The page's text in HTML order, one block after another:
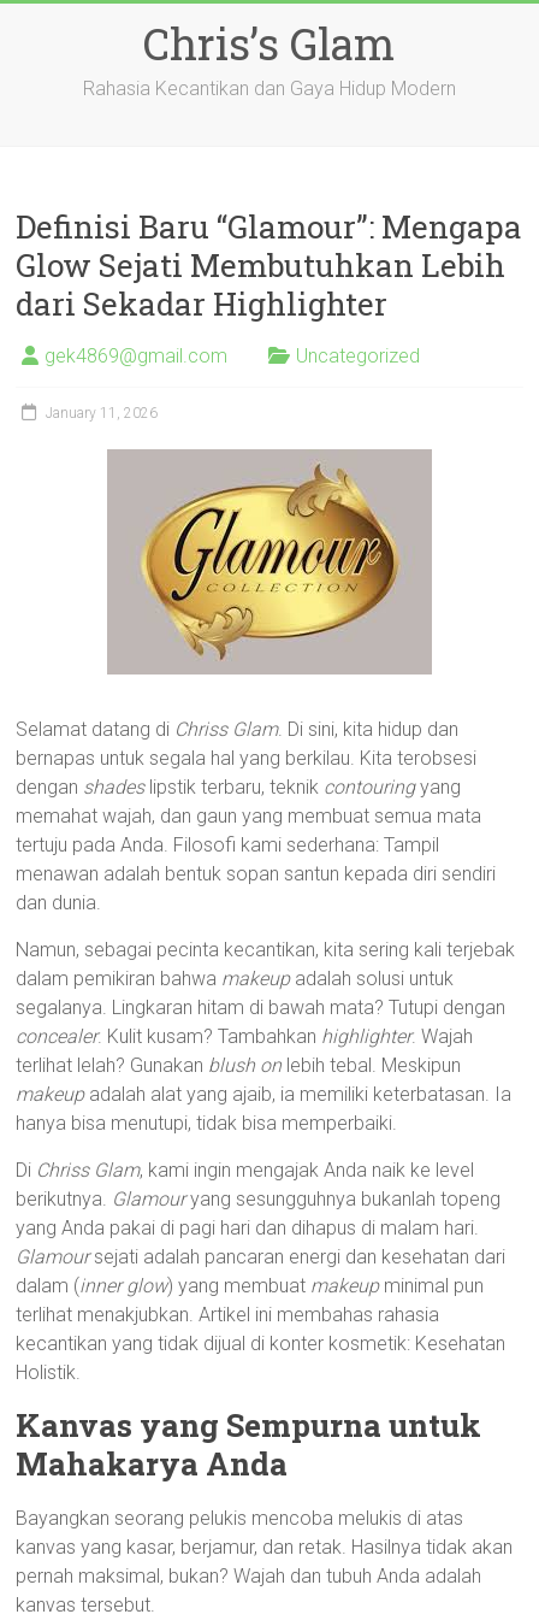
Chris’s Glam
Rahasia Kecantikan dan Gaya Hidup Modern
Definisi Baru “Glamour”: Mengapa
Glow Sejati Membutuhkan Lebih
dari Sekadar Highlighter
gek4869@gmail.com Uncategorized
January 11, 2026
Selamat datang di Chriss Glam. Di sini, kita hidup dan
bernapas untuk segala hal yang berkilau. Kita terobsesi
dengan shadeslipstik terbaru, teknik contouringyang
memahat wajah, dan gaun yang membuat semua mata
tertuju pada Anda. Filosofi kami sederhana: Tampil
menawan adalah bentuk sopan santun kepada diri sendiri
dan dunia.
Namun, sebagai pecinta kecantikan, kita sering kali terjebak
dalam pemikiran bahwa makeupadalah solusi untuk
segalanya. Lingkaran hitam di bawah mata? Tutupi dengan
concealer. Kulit kusam? Tambahkan highlighter. Wajah
terlihat lelah? Gunakan blush on lebih tebal. Meskipun
makeupadalah alat yang ajaib, ia memiliki keterbatasan. Ia
hanya bisa menutupi, tidak bisa memperbaiki.
Di Chriss Glam, kami ingin mengajak Anda naik ke level
berikutnya. Glamouryang sesungguhnya bukanlah topeng
yang Anda pakai di pagi hari dan dihapus di malam hari.
Glamoursejati adalah pancaran energi dan kesehatan dari
dalam (inner glow) yang membuat makeupminimal pun
terlihat menakjubkan. Artikel ini membahas rahasia
kecantikan yang tidak dijual di konter kosmetik: Kesehatan
Holistik.
Kanvas yang Sempurna untuk
Mahakarya Anda
Bayangkan seorang pelukis mencoba melukis di atas
kanvas yang kasar, berjamur, dan retak. Hasilnya tidak akan
pernah maksimal, bukan? Wajah dan tubuh Anda adalah
kanvas tersebut.